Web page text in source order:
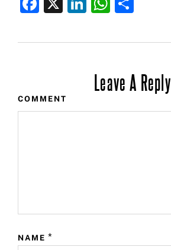
c
o
o
k
dI
n
at
A
p
p
m
ar
ti
r
Leave A Reply
COMMENT
NAME *